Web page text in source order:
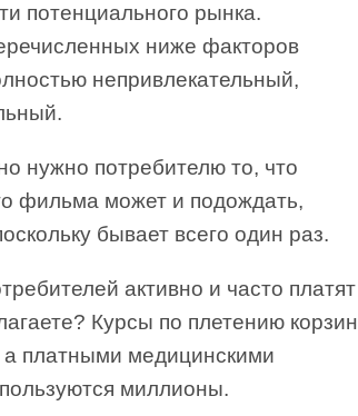
потенциального рынка.
ниже факторов
непривлекательный,
нужно потребителю то, что
фильма может и подождать,
бывает всего один раз.
активно и часто платят
Курсы по плетению корзин
платными медицинскими
миллионы.